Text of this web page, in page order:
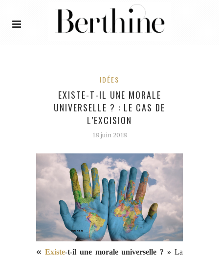
IDÉES
EXISTE-T-IL UNE MORALE
UNIVERSELLE ? : LE CAS DE
L’EXCISION
18 juin 2018
« Existe-t-il une morale universelle ? » La